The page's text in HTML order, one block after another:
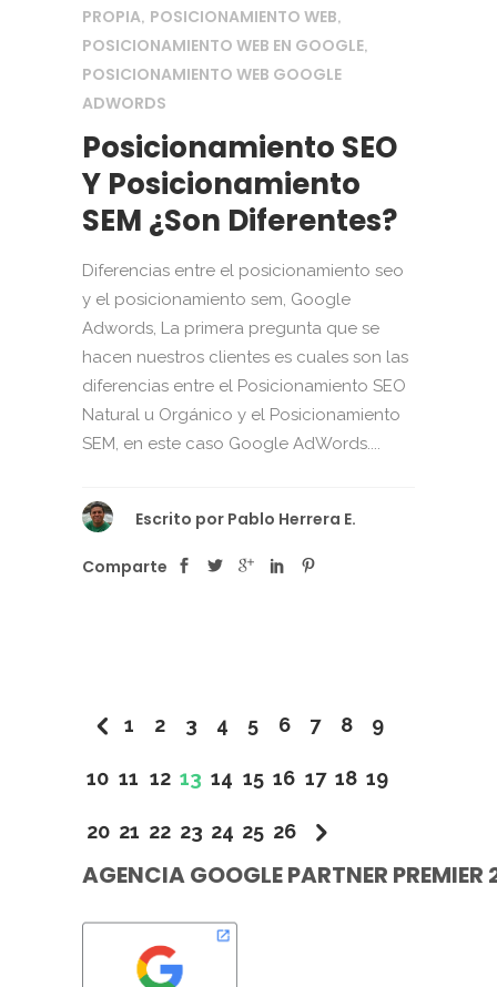
PROPIA, POSICIONAMIENTO WEB,
POSICIONAMIENTO WEB EN GOOGLE,
POSICIONAMIENTO WEB GOOGLE
ADWORDS
Posicionamiento SEO
Y Posicionamiento
SEM ¿Son Diferentes?
Diferencias entre el posicionamiento seo
y el posicionamiento sem, Google
Adwords, La primera pregunta que se
hacen nuestros clientes es cuales son las
diferencias entre el Posicionamiento SEO
Natural u Orgánico y el Posicionamiento
SEM, en este caso Google AdWords....
Escrito por Pablo Herrera E.
Comparte
1 2 3 4 5 6 7 8 9
10 11 12 13 14 15 16 17 18 19
20 21 22 23 24 25 26
AGENCIA GOOGLE PARTNER PREMIER